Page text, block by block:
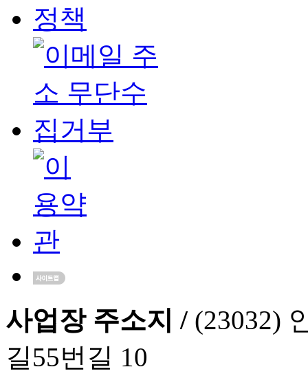
사업장 주소지 / (23032)
길55번길 10